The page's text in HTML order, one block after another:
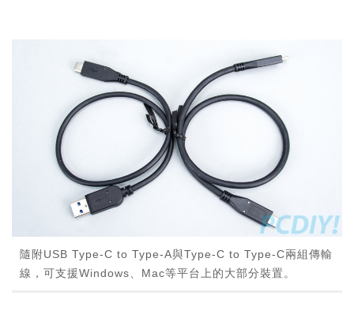
隨附USB Type-C to Type-A與Type-C to Type-C兩組傳輸
線，可支援Windows、Mac等平台上的大部分裝置。